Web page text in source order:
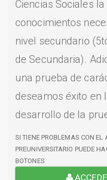
Ciencias Sociales
conocimientos
nivel secundario
de Secundaria).
una prueba de
deseamos éxito en
desarrollo de la
SI TIENE PROBLEMAS CON EL
PREUNIVERSITARIO PUEDE
BOTONES